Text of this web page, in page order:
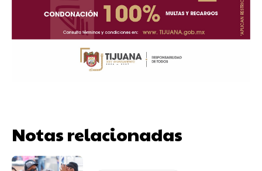
Notas relacionadas